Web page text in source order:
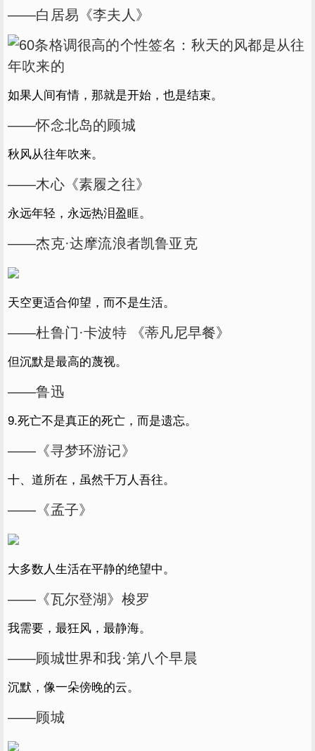
——白居易《李夫人》
如果人间有情，那就是开始，也是结束。
——怀念北岛的顾城
秋风从往年吹来。
——木心《素履之往》
永远年轻，永远热泪盈眶。
——杰克·达摩流浪者凯鲁亚克
天空更适合仰望，而不是生活。
——杜鲁门·卡波特 《蒂凡尼早餐》
但沉默是最高的蔑视。
——鲁迅
9.死亡不是真正的死亡，而是遗忘。
——《寻梦环游记》
十、道所在，虽然千万人吾往。
——《孟子》
大多数人生活在平静的绝望中。
——《瓦尔登湖》梭罗
我需要，最狂风，最静海。
——顾城世界和我·第八个早晨
沉默，像一朵傍晚的云。
——顾城